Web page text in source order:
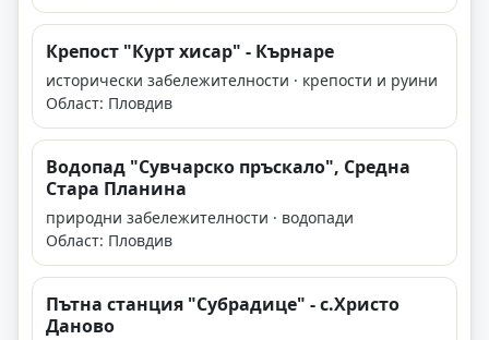
Крепост "Курт хисар" - Кърнаре
исторически забележителности · крепости и руини
Област: Пловдив
Водопад "Сувчарско пръскало", Средна
Стара Планина
природни забележителности · водопади
Област: Пловдив
Пътна станция "Субрадице" - с.Христо
Даново